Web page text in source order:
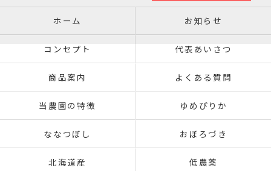
ホーム お知らせ
コンセプト 代表あいさつ
商品案内 よくある質問
当農園の特徴 ゆめぴりか
ななつぼし おぼろづき
北海道産 低農薬